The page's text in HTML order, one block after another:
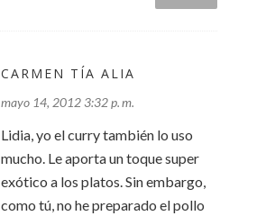
CARMEN TÍA ALIA
mayo 14, 2012 3:32 p. m.
Lidia, yo el curry también lo uso
mucho. Le aporta un toque super
exótico a los platos. Sin embargo,
como tú, no he preparado el pollo